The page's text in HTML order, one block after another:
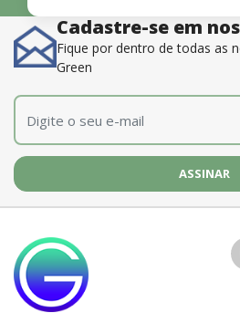
Cadastre-se em
Fique por dentro de todas as
Green
E-mail